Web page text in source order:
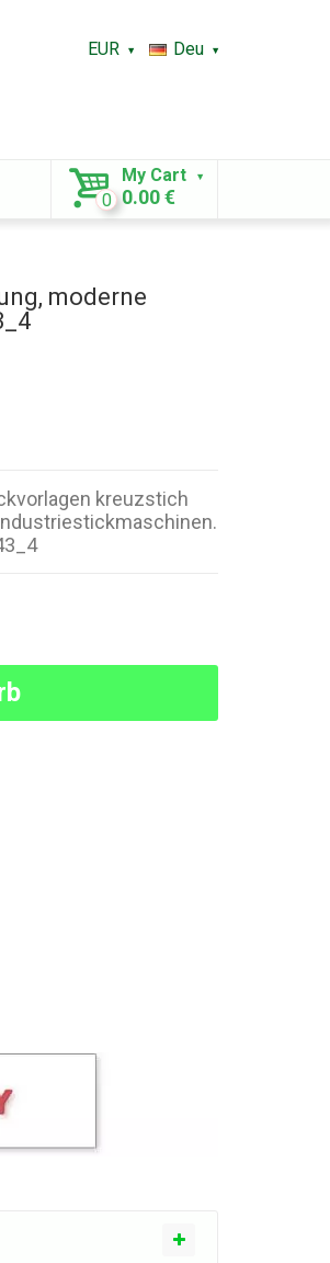
EUR
Deu
My Cart
0 0.00 €
moderne
kreuzstich